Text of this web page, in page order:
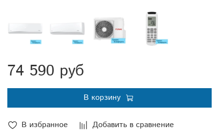
В избранное Добавить в сравнение
74 590 руб
В корзину